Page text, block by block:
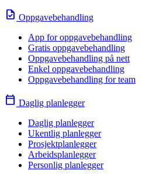
task Oppgavebehandling
App for oppgavebehandling
Gratis oppgavebehandling
Oppgavebehandling på nett
Enkel oppgavebehandling
Oppgavebehandling for team
calendar_today Daglig planlegger
Daglig planlegger
Ukentlig planlegger
Prosjektplanlegger
Arbeidsplanlegger
Personlig planlegger